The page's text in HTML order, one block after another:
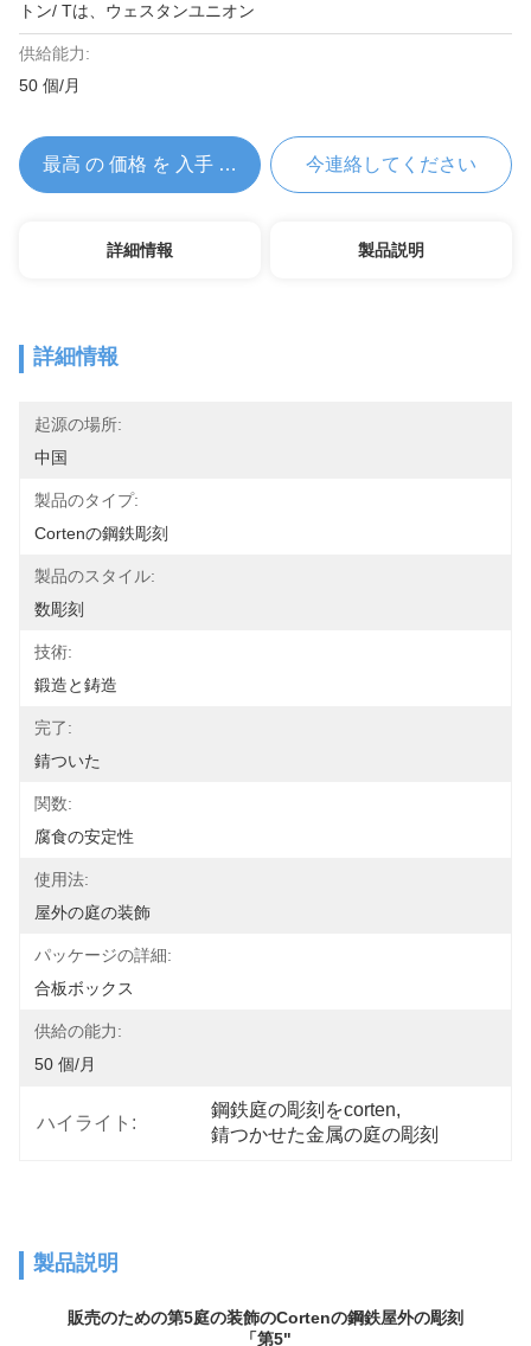
トン/ Tは、ウェスタンユニオン
供給能力:
50 個/月
最高 の 価格 を 入手 する 今連絡してください
詳細情報 製品説明
詳細情報
起源の場所:
中国
製品のタイプ:
Cortenの鋼鉄彫刻
製品のスタイル:
数彫刻
技術:
鍛造と鋳造
完了:
錆ついた
関数:
腐食の安定性
使用法:
屋外の庭の装飾
パッケージの詳細:
合板ボックス
供給の能力:
50 個/月
ハイライト:
鋼鉄庭の彫刻をcorten,
錆つかせた金属の庭の彫刻
製品説明
販売のための第5庭の装飾のCortenの鋼鉄屋外の彫刻
「第5"